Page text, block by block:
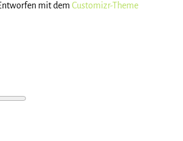
mit dem Customizr-Theme